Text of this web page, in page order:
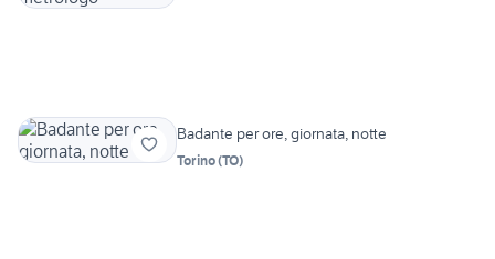
Badante per ore, giornata, notte
Torino(TO)